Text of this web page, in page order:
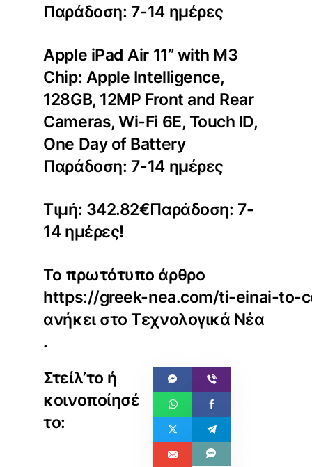
Παράδοση: 7-14 ημέρες
Apple iPad Air 11” with M3
Chip: Apple Intelligence,
128GB, 12MP Front and Rear
Cameras, Wi-Fi 6E, Touch ID,
One Day of Battery
Παράδοση: 7-14 ημέρες
Τιμή: 342.82€Παράδοση: 7-
14 ημέρες!
Το πρωτότυπο άρθρο
https://greek-nea.com/ti-einai-to-
ανήκει στο Τεχνολογικά Νέα
.